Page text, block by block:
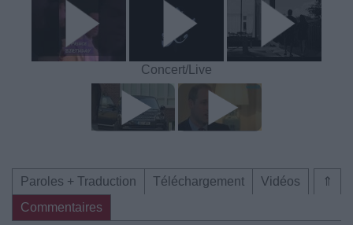
Concert/Live
⇑
Paroles + Traduction Téléchargement
Vidéos
Commentaires